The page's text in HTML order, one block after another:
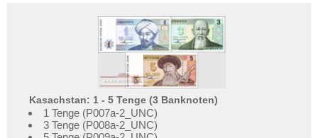
Kasachstan: 1 - 5 Tenge (3 Banknoten)
1 Tenge (P007a-2_UNC)
3 Tenge (P008a-2_UNC)